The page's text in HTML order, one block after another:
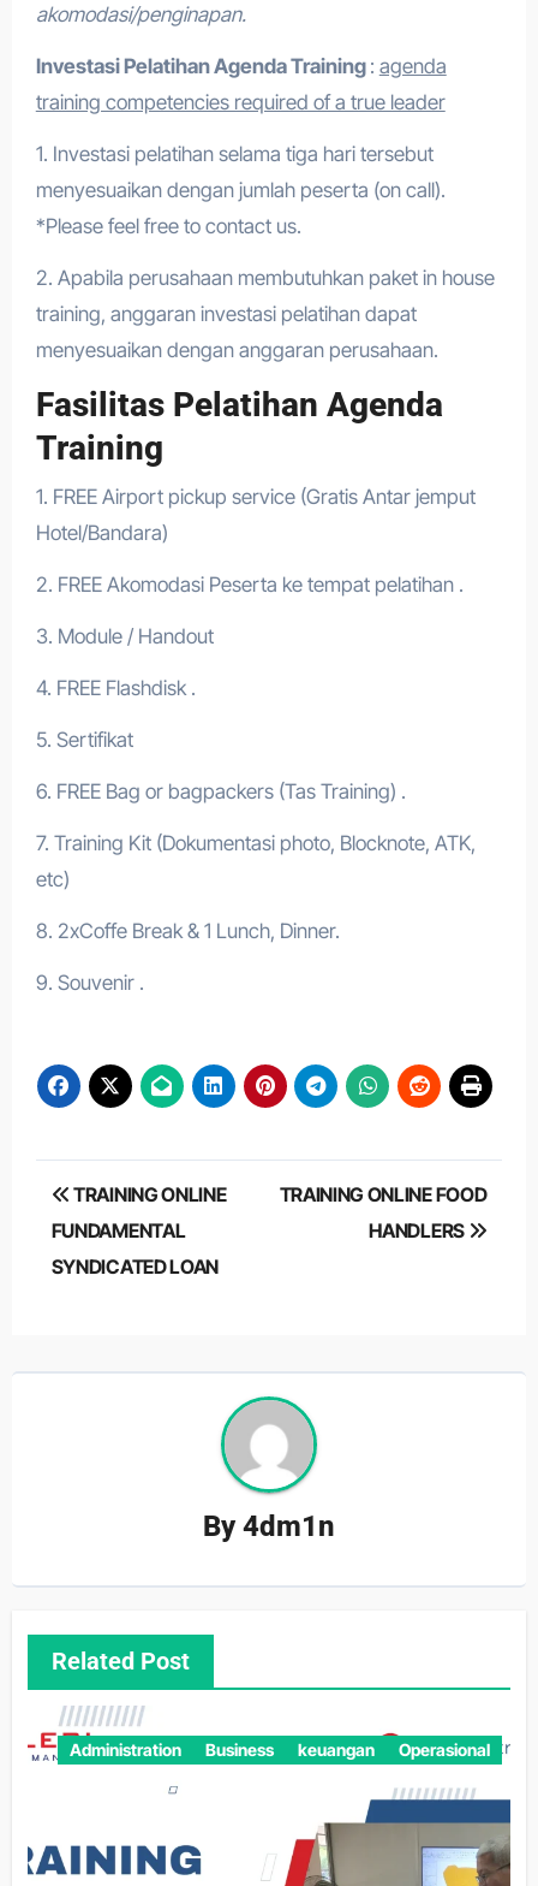
akomodasi/penginapan.
Investasi Pelatihan Agenda Training : agenda
training competencies required of a true leader
1. Investasi pelatihan selama tiga hari tersebut
menyesuaikan dengan jumlah peserta (on call).
*Please feel free to contact us.
2. Apabila perusahaan membutuhkan paket in house
training, anggaran investasi pelatihan dapat
menyesuaikan dengan anggaran perusahaan.
Fasilitas Pelatihan Agenda
Training
1. FREE Airport pickup service (Gratis Antar jemput
Hotel/Bandara)
2. FREE Akomodasi Peserta ke tempat pelatihan .
3. Module / Handout
4. FREE Flashdisk .
5. Sertifikat
6. FREE Bag or bagpackers (Tas Training) .
7. Training Kit (Dokumentasi photo, Blocknote, ATK,
etc)
8. 2xCoffe Break & 1 Lunch, Dinner.
9. Souvenir .
Post
navigation
TRAINING ONLINE
FUNDAMENTAL
SYNDICATED LOAN
TRAINING ONLINE FOOD
HANDLERS
By4dm1n
Related Post
Administration Business keuangan Operasional